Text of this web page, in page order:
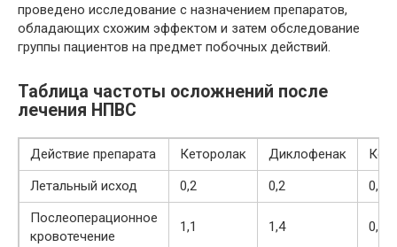
проведено исследование с назначением препаратов,
обладающих схожим эффектом и затем обследование
группы пациентов на предмет побочных действий.
Таблица частоты осложнений после
лечения НПВС
Действие препарата Кеторолак Диклофенак
Летальный исход
0,2 0,2
0,2
Послеоперационное
кровотечение
1,1 1,4 0,6